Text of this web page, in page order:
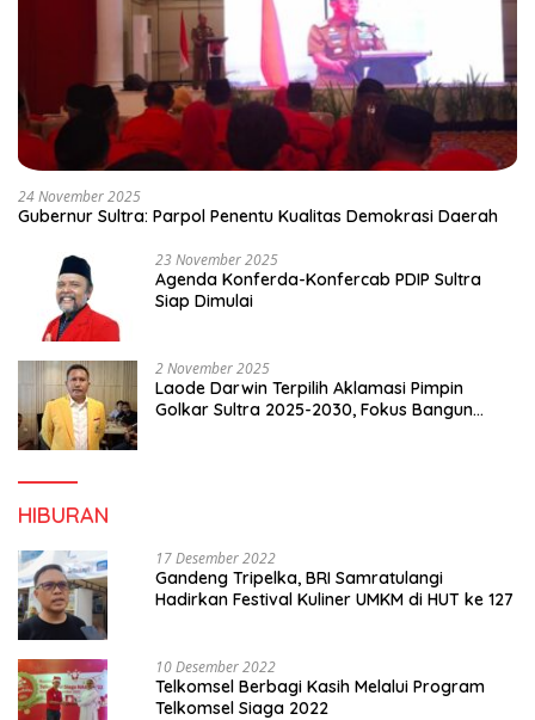
24 November 2025
Gubernur Sultra: Parpol Penentu Kualitas Demokrasi Daerah
23 November 2025
Agenda Konferda-Konfercab PDIP Sultra
Siap Dimulai
2 November 2025
Laode Darwin Terpilih Aklamasi Pimpin
Golkar Sultra 2025-2030, Fokus Bangun
HIBURAN
17 Desember 2022
Gandeng Tripelka, BRI Samratulangi
Hadirkan Festival Kuliner UMKM di HUT ke 127
10 Desember 2022
Telkomsel Berbagi Kasih Melalui Program
Telkomsel Siaga 2022